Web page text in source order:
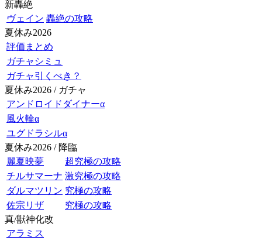
新轟絶
ヴェイン 轟絶の攻略
夏休み2026
評価まとめ
ガチャシミュ
ガチャ引くべき？
夏休み2026 / ガチャ
アンドロイドダイナーα
風火輪α
ユグドラシルα
夏休み2026 / 降臨
麗夏映夢
超究極の攻略
チルサマーナ 激究極の攻略
ダルマツリン 究極の攻略
佐宗リザ
究極の攻略
真/獣神化改
アラミス